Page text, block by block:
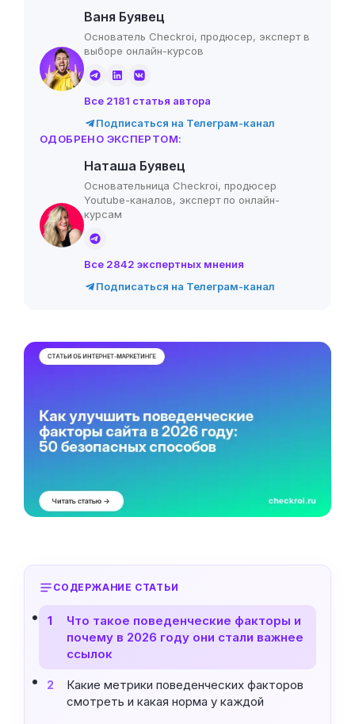
Ваня Буявец
Основатель Checkroi, продюсер, эксперт в
выборе онлайн-курсов
Все 2181 статья автора
Подписаться на Телеграм-канал
ОДОБРЕНО ЭКСПЕРТОМ:
Наташа Буявец
Основательница Checkroi, продюсер
Youtube-каналов, эксперт по онлайн-
курсам
Все 2842 экспертных мнения
Подписаться на Телеграм-канал
СОДЕРЖАНИЕ СТАТЬИ
1
Что такое поведенческие факторы и
почему в 2026 году они стали важнее
ссылок
2
Какие метрики поведенческих факторов
смотреть и какая норма у каждой